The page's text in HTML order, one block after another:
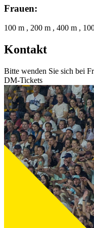
Frauen:
100 m , 200 m , 400 m ,
Kontakt
Bitte wenden Sie sich bei
DM-Tickets